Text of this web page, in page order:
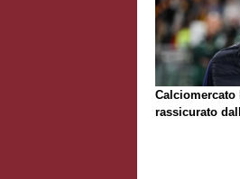
Calciomercato
rassicurato